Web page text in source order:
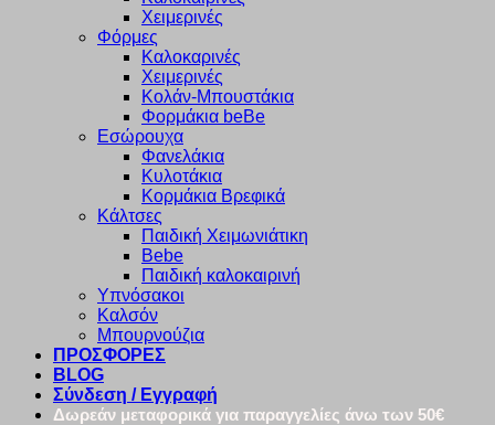
Χειμερινές
Φόρμες
Καλοκαρινές
Χειμερινές
Κολάν-Μπουστάκια
Φορμάκια beBe
Εσώρουχα
Φανελάκια
Κυλοτάκια
Κορμάκια Βρεφικά
Κάλτσες
Παιδική Χειμωνιάτικη
Bebe
Παιδική καλοκαιρινή
Υπνόσακοι
Καλσόν
Μπουρνούζια
ΠΡΟΣΦΟΡΕΣ
BLOG
Σύνδεση / Εγγραφή
Δωρεάν μεταφορικά για παραγγελίες άνω των 50€